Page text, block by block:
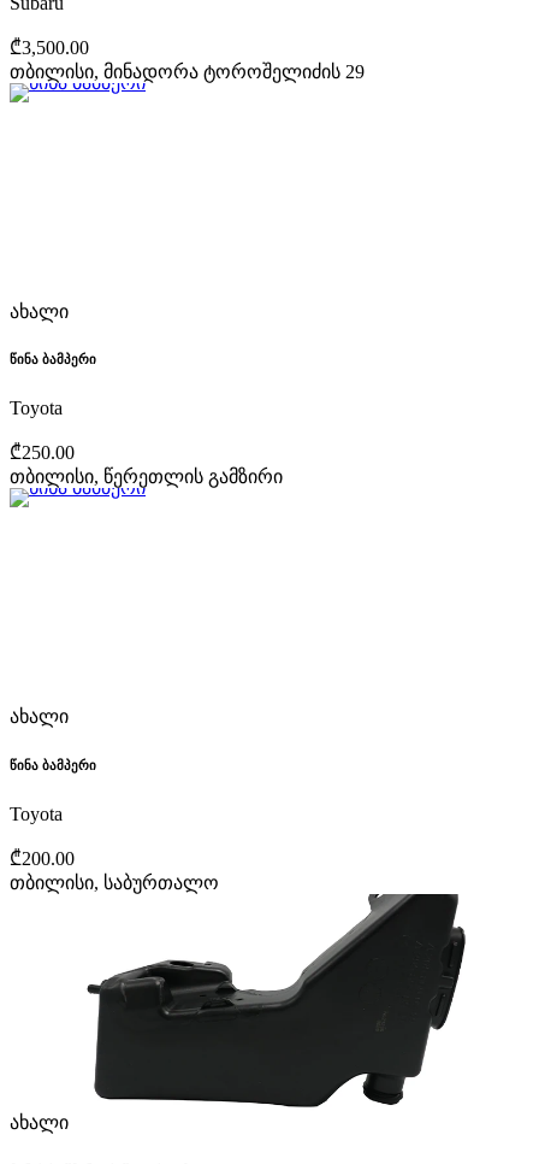
₾3,500.00
თბილისი, მინადორა ტოროშელიძის 29
ახალი
წინა ბამპერი
Toyota
₾250.00
თბილისი, წერეთლის გამზირი
ახალი
წინა ბამპერი
Toyota
₾200.00
თბილისი, საბურთალო
ახალი